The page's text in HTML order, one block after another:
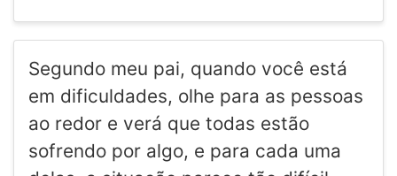
Segundo meu pai, quando você está
em dificuldades, olhe para as pessoas
ao redor e verá que todas estão
sofrendo por algo, e para cada uma